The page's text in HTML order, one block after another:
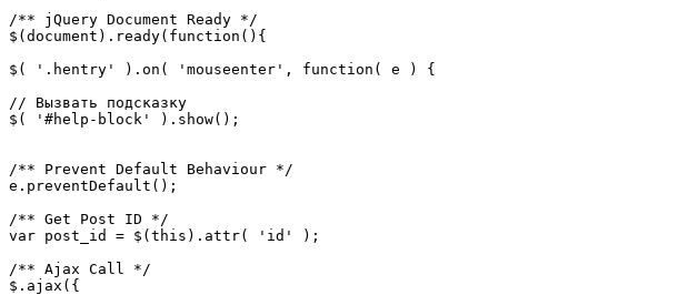
/** jQuery Document Ready */
$(document).ready(function(){
$( '.hentry' ).on( 'mouseenter', function( e ) {
// Вызвать подсказку
$( '#help-block' ).show();
/** Prevent Default Behaviour */
e.preventDefault();
/** Get Post ID */
var post_id = $(this).attr( 'id' );
/** Ajax Call */
$.ajax({